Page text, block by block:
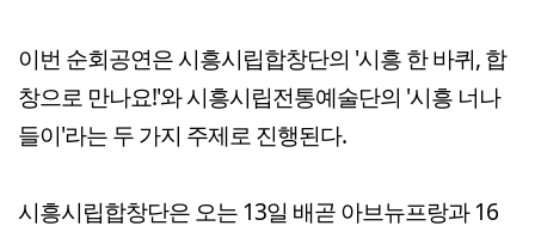
이번 순회공연은 시흥시립합창단의 '시흥 한 바퀴, 합
창으로 만나요!'와 시흥시립전통예술단의 '시흥 너나
들이'라는 두 가지 주제로 진행된다.
시흥시립합창단은 오는 13일 배곧 아브뉴프랑과 16